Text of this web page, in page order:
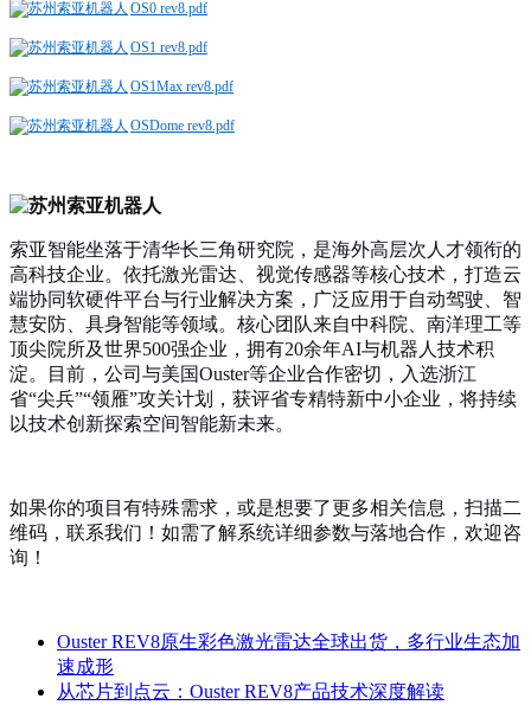
OS0 rev8.pdf
OS1 rev8.pdf
OS1Max rev8.pdf
OSDome rev8.pdf
索亚智能坐落于清华长三角研究院，是海外高层次人才领衔的
高科技企业。依托激光雷达、视觉传感器等核心技术，打造云
端协同软硬件平台与行业解决方案，广泛应用于自动驾驶、智
慧安防、具身智能等领域。核心团队来自中科院、南洋理工等
顶尖院所及世界500强企业，拥有20余年AI与机器人技术积
淀。目前，公司与美国Ouster等企业合作密切，入选浙江
省“尖兵”“领雁”攻关计划，获评省专精特新中小企业，将持续
以技术创新探索空间智能新未来。
如果你的项目有特殊需求，或是想要了更多相关信息，扫描二
维码，联系我们！如需了解系统详细参数与落地合作，欢迎咨
询！
Ouster REV8原生彩色激光雷达全球出货，多行业生态加
速成形
从芯片到点云：Ouster REV8产品技术深度解读